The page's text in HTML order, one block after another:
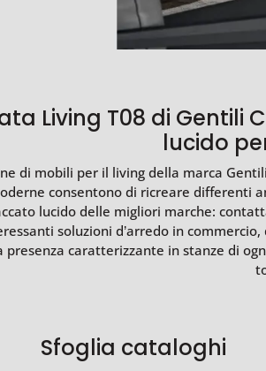
Living T08 di Gentili
lucido
di mobili per il living della marca
consentono di ricreare differenti
lucido delle migliori marche:
soluzioni d’arredo in
caratterizzante in stanze di
Sfoglia cataloghi